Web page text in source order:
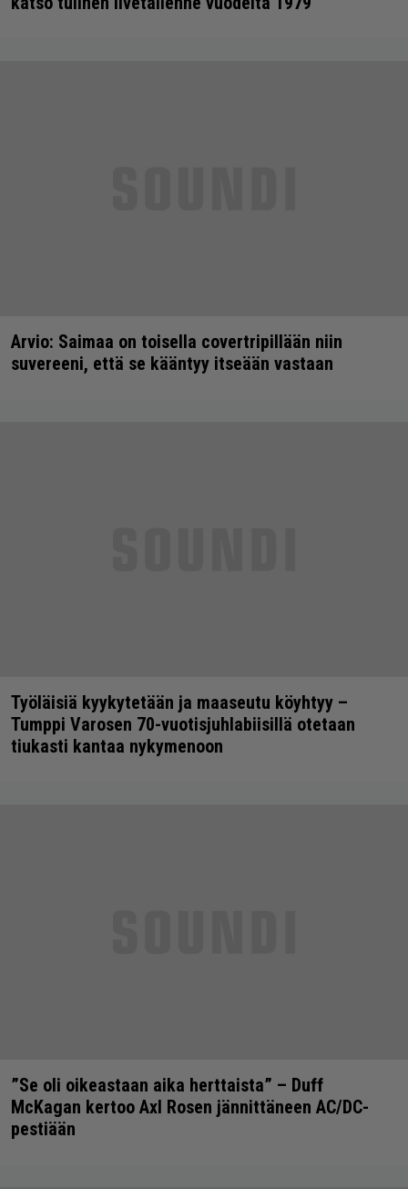
Arvio: Saimaa on toisella covertripillään niin
suvereeni, että se kääntyy itseään vastaan
Työläisiä kyykytetään ja maaseutu köyhtyy –
Tumppi Varosen 70-vuotisjuhlabiisillä otetaan
tiukasti kantaa nykymenoon
”Se oli oikeastaan aika herttaista” – Duff
McKagan kertoo Axl Rosen jännittäneen AC/DC-
pestiään